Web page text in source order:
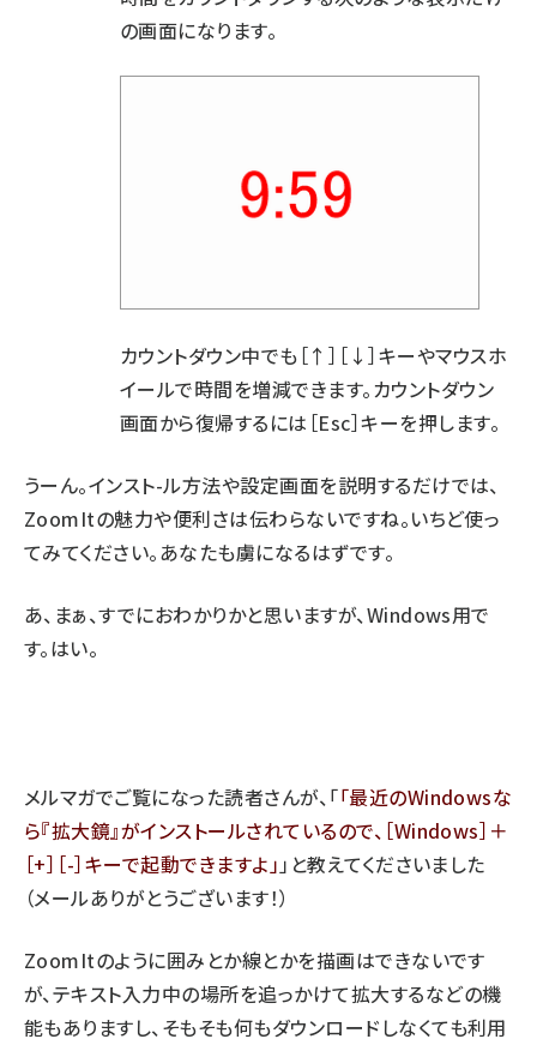
の画面になります。
カウントダウン中でも［↑］［↓］キーやマウスホ
イールで時間を増減できます。カウントダウン
画面から復帰するには［Esc］キーを押します。
うーん。インスト-ル方法や設定画面を説明するだけでは、
ZoomItの魅力や便利さは伝わらないですね。いちど使っ
てみてください。あなたも虜になるはずです。
あ、まぁ、すでにおわかりかと思いますが、Windows用で
す。はい。
メルマガでご覧になった読者さんが、「 最近のWindowsな
ら『拡大鏡』がインストールされているので、［Windows］＋
［+］［-］キーで起動できますよ 」と教えてくださいました
（メールありがとうございます！）
ZoomItのように囲みとか線とかを描画はできないです
が、テキスト入力中の場所を追っかけて拡大するなどの機
能もありますし、そもそも何もダウンロードしなくても利用